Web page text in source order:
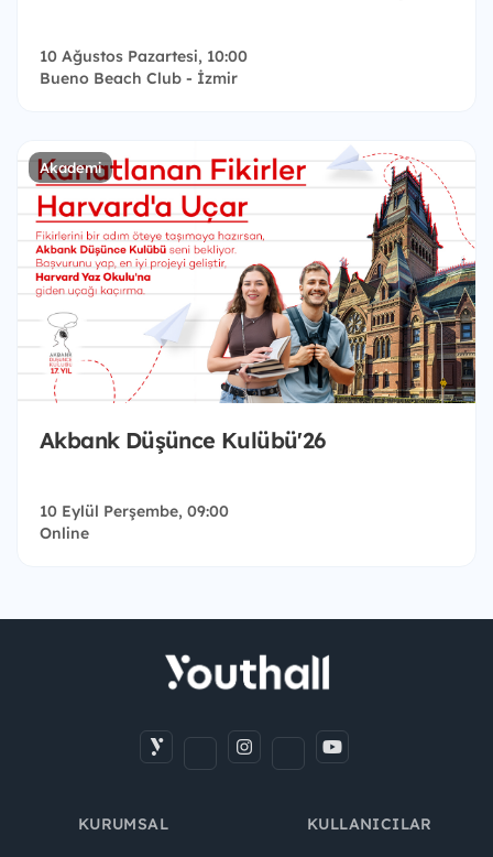
10 Ağustos Pazartesi, 10:00
Bueno Beach Club - İzmir
Akademi
Akbank Düşünce Kulübü'26
10 Eylül Perşembe, 09:00
Online
KURUMSAL KULLANICILAR